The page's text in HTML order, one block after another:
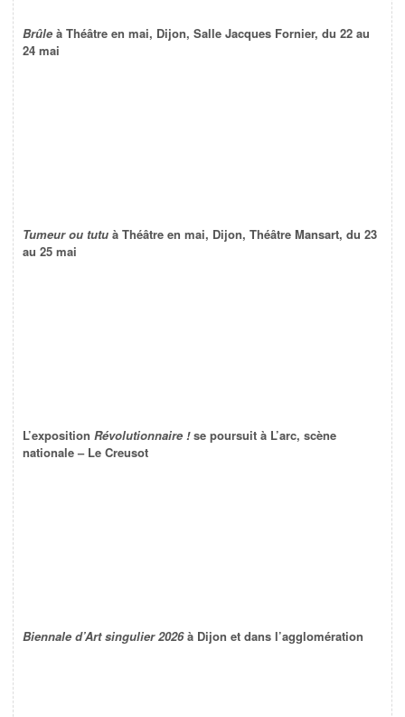
Brûle à Théâtre en mai, Dijon, Salle Jacques Fornier, du 22 au
24 mai
Tumeur ou tutu à Théâtre en mai, Dijon, Théâtre Mansart, du 23
au 25 mai
L’exposition Révolutionnaire !se poursuit à L’arc, scène
nationale – Le Creusot
Biennale d’Art singulier 2026à Dijon et dans l’agglomération